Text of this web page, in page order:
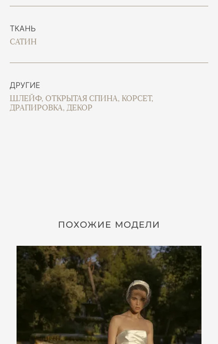
ТКАНЬ
САТИН
ДРУГИЕ
ШЛЕЙФ, ОТКРЫТАЯ СПИНА, КОРСЕТ,
ДРАПИРОВКА, ДЕКОР
ПОХОЖИЕ МОДЕЛИ